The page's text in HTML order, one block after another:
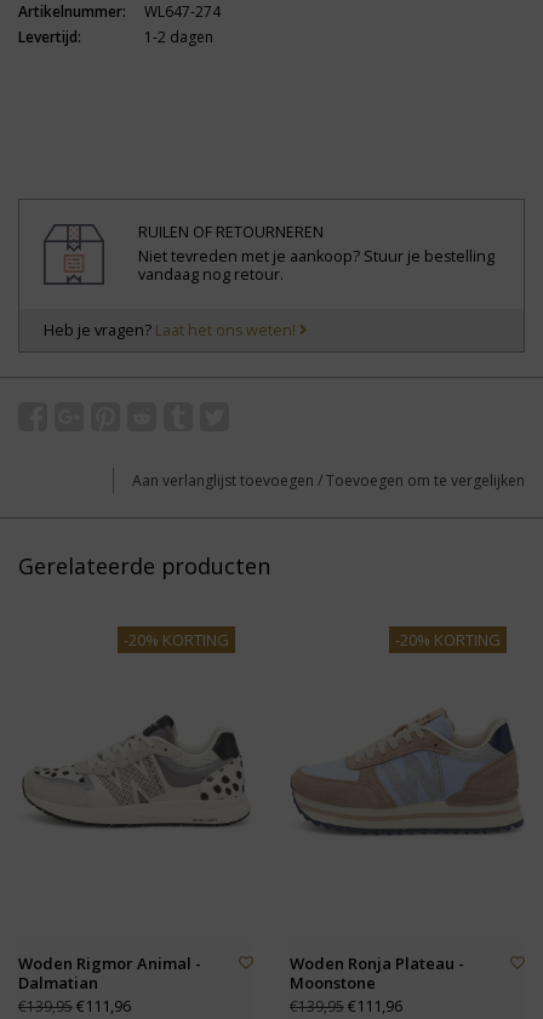
Artikelnummer:
WL647-274
Levertijd:
1-2 dagen
RUILEN OF RETOURNEREN
Niet tevreden met je aankoop? Stuur je bestelling
vandaag nog retour.
Heb je vragen? Laat het ons weten!
Aan verlanglijst toevoegen /Toevoegen om te vergelijken
Gerelateerde producten
-20% KORTING
Woden Rigmor Animal -
Dalmatian
€139,95€111,96
-20% KORTING
Woden Ronja Plateau -
Moonstone
€139,95€111,96